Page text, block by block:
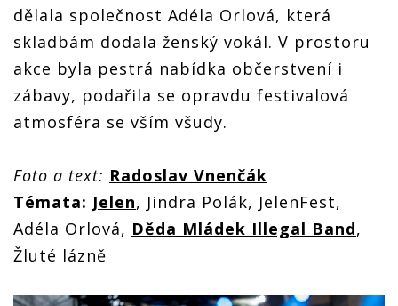
dělala společnost Adéla Orlová, která
skladbám dodala ženský vokál. V prostoru
akce byla pestrá nabídka občerstvení i
zábavy, podařila se opravdu festivalová
atmosféra se vším všudy.
Foto a text: Radoslav Vnenčák
Témata: Jelen, Jindra Polák, JelenFest,
Adéla Orlová, Děda Mládek Illegal Band,
Žluté lázně